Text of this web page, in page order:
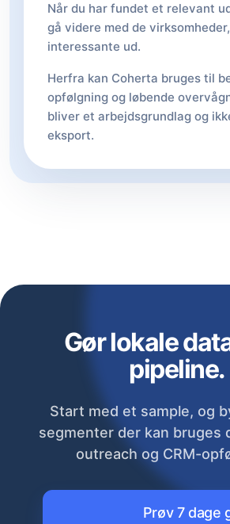
Når du har fundet et relevant
gå videre med de
interessante ud.
Herfra kan Coherta bruges til
opfølgning og løbende
bliver et arbejdsgrundlag og
eksport.
Gør lokale
pipeline.
Start med et sample, og
segmenter der kan bruges
outreach og CRM-
Prøv 7 dage